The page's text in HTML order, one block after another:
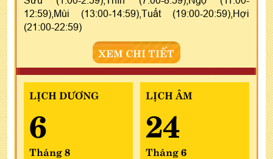
12:59),Mùi (13:00-14:59),Tuất (19:00-20:59),Hợi
(21:00-22:59)
XEM CHI TIẾT
LỊCH DƯƠNG
6
Tháng 8
LỊCH ÂM
24
Tháng 6